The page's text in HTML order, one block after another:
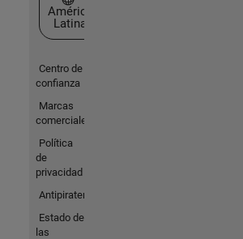
América
Latina
Centro de
confianza
Marcas
comerciales
Política
de
privacidad
Antipiratería
Estado de
las